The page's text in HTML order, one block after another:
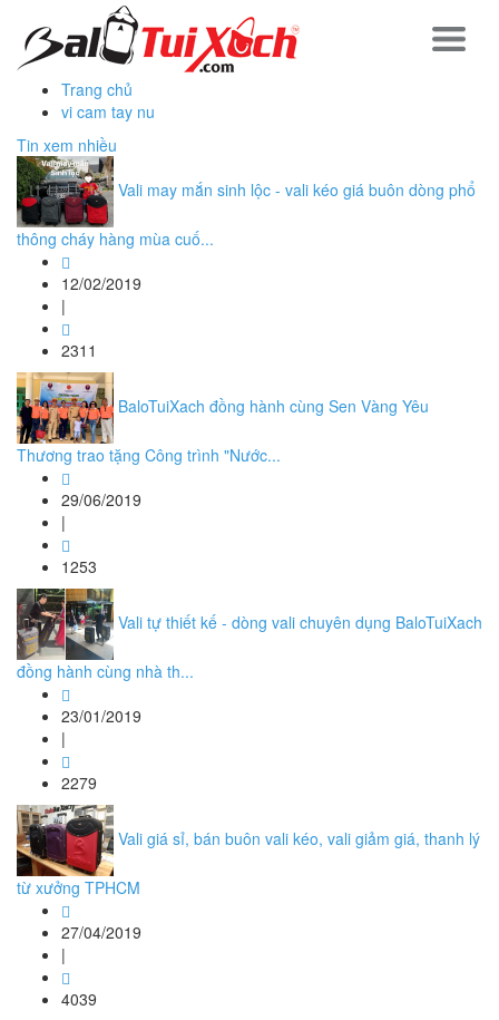
Trang chủ
vi cam tay nu
Tin xem nhiều
Vali may mắn sinh lộc - vali kéo giá buôn dòng phổ
thông cháy hàng mùa cuố...
12/02/2019
|
2311
BaloTuiXach đồng hành cùng Sen Vàng Yêu
Thương trao tặng Công trình "Nước...
29/06/2019
|
1253
Vali tự thiết kế - dòng vali chuyên dụng BaloTuiXach
đồng hành cùng nhà th...
23/01/2019
|
2279
Vali giá sỉ, bán buôn vali kéo, vali giảm giá, thanh lý
từ xưởng TPHCM
27/04/2019
|
4039